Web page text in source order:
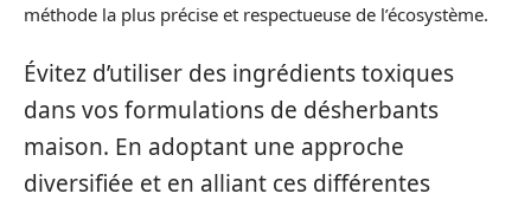
méthode la plus précise et respectueuse de l’écosystème.
Évitez d’utiliser des ingrédients toxiques
dans vos formulations de désherbants
maison. En adoptant une approche
diversifiée et en alliant ces différentes